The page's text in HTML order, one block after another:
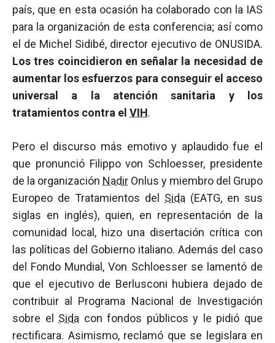
país, que en esta ocasión ha colaborado con la IAS
para la organización de esta conferencia; así como
el de Michel Sidibé, director ejecutivo de ONUSIDA.
Los tres coincidieron en señalar la necesidad de
aumentar los esfuerzos para conseguir el acceso
universal a la atención sanitaria y los
tratamientos contra el VIH.
Pero el discurso más emotivo y aplaudido fue el
que pronunció Filippo von Schloesser, presidente
de la organización Nadir Onlus y miembro del Grupo
Europeo de Tratamientos del Sida (EATG, en sus
siglas en inglés), quien, en representación de la
comunidad local, hizo una disertación crítica con
las políticas del Gobierno italiano. Además del caso
del Fondo Mundial, Von Schloesser se lamentó de
que el ejecutivo de Berlusconi hubiera dejado de
contribuir al Programa Nacional de Investigación
sobre el Sida con fondos públicos y le pidió que
rectificara. Asimismo, reclamó que se legislara en